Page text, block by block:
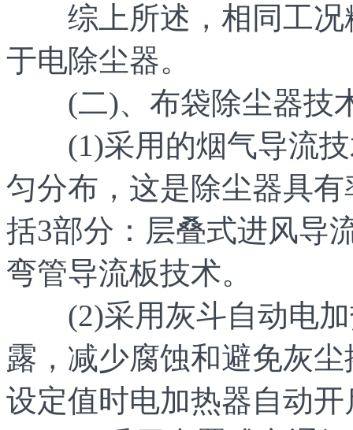
综上所述，相同工况
于电除尘器。
(二)、布袋除尘器技
(1)采用的烟气导流技
匀分布，这是除尘器具
括3部分：层叠式进风导
弯管导流板技术。
(2)采用灰斗自动电加
露，减少腐蚀和避免灰
设定值时电加热器自动